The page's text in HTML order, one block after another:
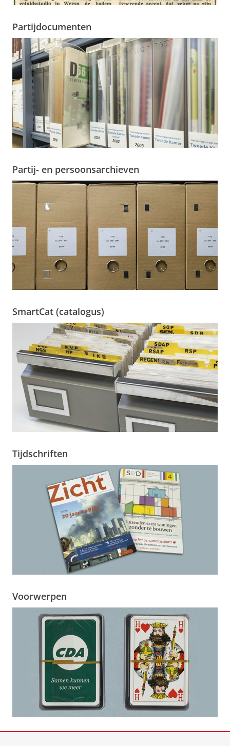
Partijdocumenten
Partij- en persoonsarchieven
SmartCat (catalogus)
Tijdschriften
Voorwerpen